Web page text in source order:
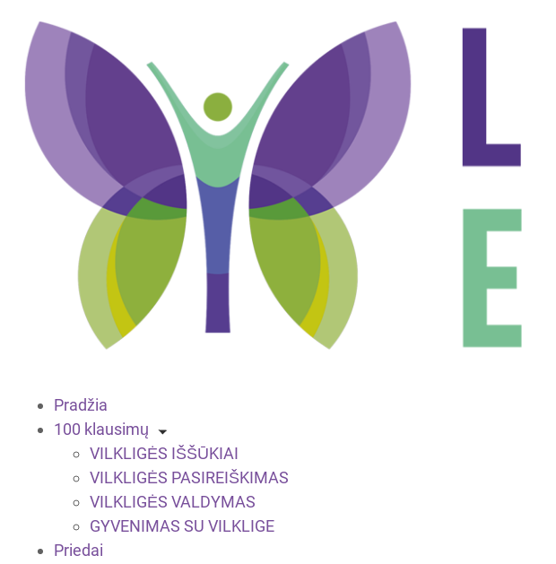
Pradžia
100 klausimų
VILKLIGĖS IŠŠŪKIAI
VILKLIGĖS PASIREIŠKIMAS
VILKLIGĖS VALDYMAS
GYVENIMAS SU VILKLIGE
Priedai